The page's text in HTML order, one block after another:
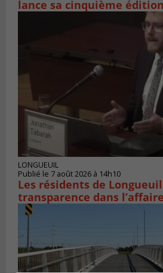
lance sa cinquième édition
LONGUEUIL
Publié le 7 août 2026 à 14h10
Les résidents de
transparence dans